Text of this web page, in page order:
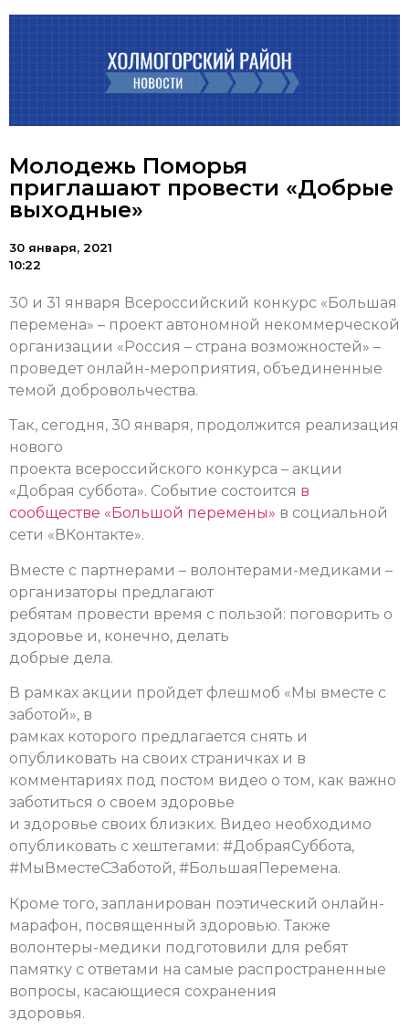
Молодежь Поморья
приглашают провести «Добрые
выходные»
30 января, 2021
10:22
30 и 31 января Всероссийский конкурс «Большая
перемена» – проект автономной некоммерческой
организации «Россия – страна возможностей» –
проведет онлайн-мероприятия, объединенные
темой добровольчества.
Так, сегодня, 30 января, продолжится реализация
нового
проекта всероссийского конкурса – акции
«Добрая суббота». Событие состоится в
сообществе «Большой перемены» в социальной
сети «ВКонтакте».
Вместе с партнерами – волонтерами-медиками –
организаторы предлагают
ребятам провести время с пользой: поговорить о
здоровье и, конечно, делать
добрые дела.
В рамках акции пройдет флешмоб «Мы вместе с
заботой», в
рамках которого предлагается снять и
опубликовать на своих страничках и в
комментариях под постом видео о том, как важно
заботиться о своем здоровье
и здоровье своих близких. Видео необходимо
опубликовать с хештегами: #ДобраяСуббота,
#МыВместеСЗаботой, #БольшаяПеремена.
Кроме того, запланирован поэтический онлайн-
марафон, посвященный здоровью. Также
волонтеры-медики подготовили для ребят
памятку с ответами на самые распространенные
вопросы, касающиеся сохранения
здоровья.